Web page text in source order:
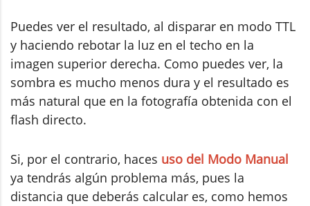
Puedes ver el resultado, al disparar en modo TTL
y haciendo rebotar la luz en el techo en la
imagen superior derecha. Como puedes ver, la
sombra es mucho menos dura y el resultado es
más natural que en la fotografía obtenida con el
flash directo.
Si, por el contrario, haces uso del Modo Manual
ya tendrás algún problema más, pues la
distancia que deberás calcular es, como hemos